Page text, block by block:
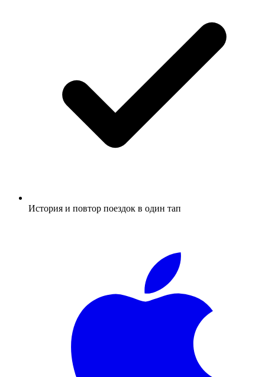
История и повтор поездок в один тап